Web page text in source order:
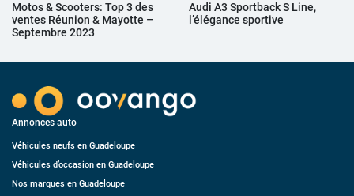
Motos & Scooters: Top 3 des
ventes Réunion & Mayotte –
Septembre 2023
Audi A3 Sportback S Line,
l’élégance sportive
Annonces auto
Véhicules neufs en Guadeloupe
Véhicules d’occasion en Guadeloupe
Nos marques en Guadeloupe